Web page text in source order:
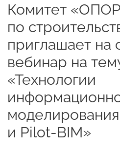
Комитет
по
приглашает на
вебинар на
«Технологии
и Pilot-BIM»